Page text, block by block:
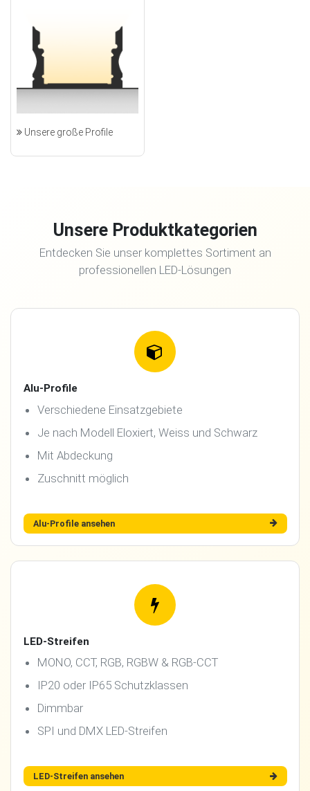
Unsere große Profile
Unsere Produktkategorien
Entdecken Sie unser komplettes Sortiment an
professionellen LED-Lösungen
Alu-Profile
Verschiedene Einsatzgebiete
Je nach Modell Eloxiert, Weiss und Schwarz
Mit Abdeckung
Zuschnitt möglich
Alu-Profile ansehen
LED-Streifen
MONO, CCT, RGB, RGBW & RGB-CCT
IP20 oder IP65 Schutzklassen
Dimmbar
SPI und DMX LED-Streifen
LED-Streifen ansehen